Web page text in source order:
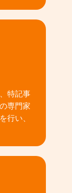
特記事
専門家
行い、